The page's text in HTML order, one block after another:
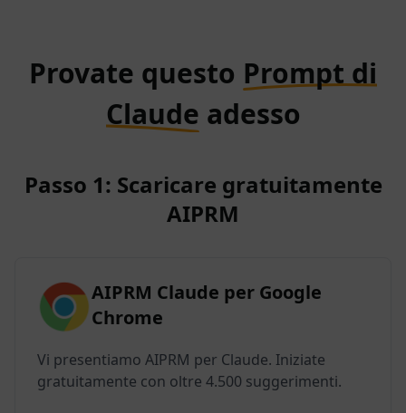
Provate questo Prompt di
Claude adesso
Passo 1: Scaricare gratuitamente
AIPRM
AIPRM Claude per Google
Chrome
Vi presentiamo AIPRM per Claude. Iniziate
gratuitamente con oltre 4.500 suggerimenti.